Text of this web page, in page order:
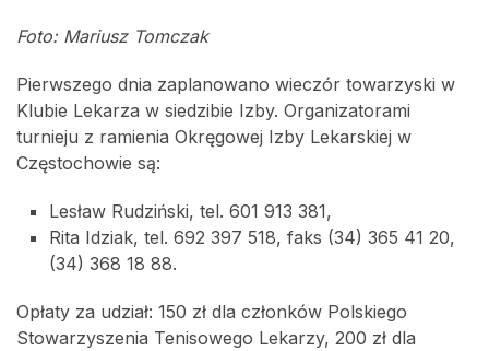
Foto: Mariusz Tomczak
Pierwszego dnia zaplanowano wieczór towarzyski w
Klubie Lekarza w siedzibie Izby. Organizatorami
turnieju z ramienia Okręgowej Izby Lekarskiej w
Częstochowie są:
Lesław Rudziński, tel. 601 913 381,
Rita Idziak, tel. 692 397 518, faks (34) 365 41 20,
(34) 368 18 88.
Opłaty za udział: 150 zł dla członków Polskiego
Stowarzyszenia Tenisowego Lekarzy, 200 zł dla